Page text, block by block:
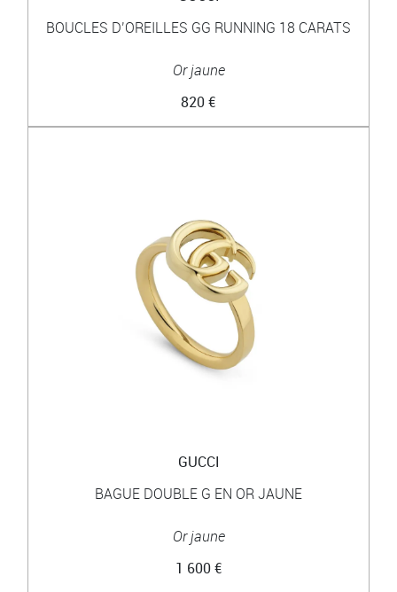
BOUCLES D’OREILLES GG RUNNING 18 CARATS
Or jaune
820 €
GUCCI
BAGUE DOUBLE G EN OR JAUNE
Or jaune
1 600 €